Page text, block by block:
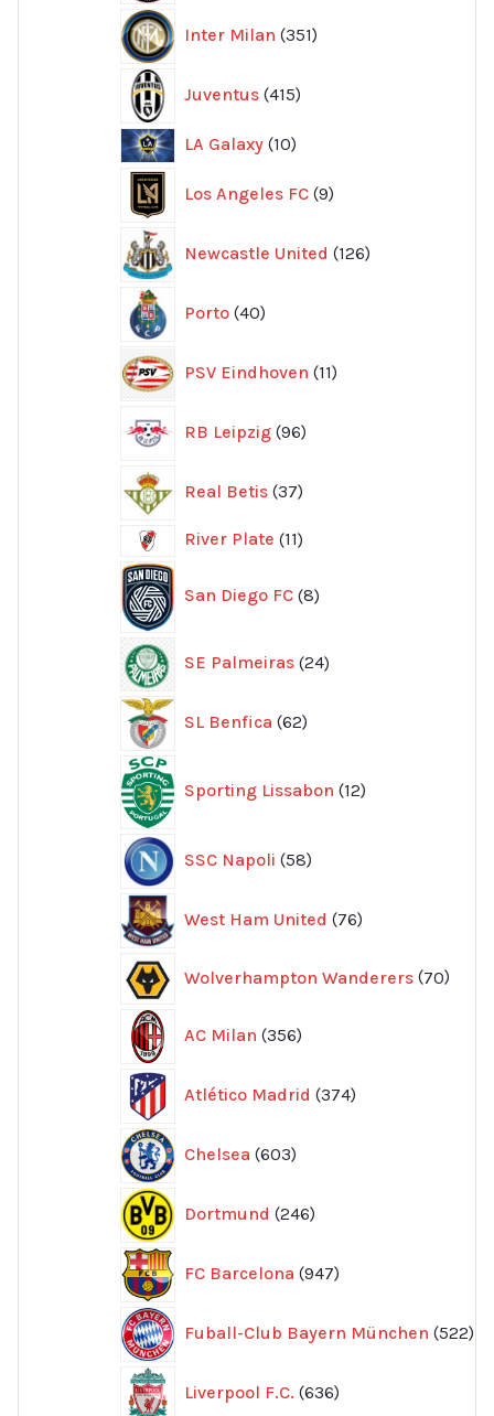
Inter Milan 351
produkter
Juventus 415
produkter
LA Galaxy 1010
Los Angeles FC 9
produkter
Newcastle United 126
produkter
Porto 40
produkter
PSV Eindhoven 11
produkter
RB Leipzig 96
produkter
Real Betis 37
produkter
River Plate 1111
San Diego FC 8produkter
SE Palmeiras 24
produkter
SL Benfica 62
produkter
Sporting Lissabon 12produkter
SSC Napoli 58
produkter
West Ham United 76
produkter
Wolverhampton Wanderers 70
AC Milan 356
produkter
Atlético Madrid 374
produkter
Chelsea 603
produkter
Dortmund 246
produkter
FC Barcelona 947
produkter
Fuball-Club Bayern München 522
Liverpool F.C. 636
produkter